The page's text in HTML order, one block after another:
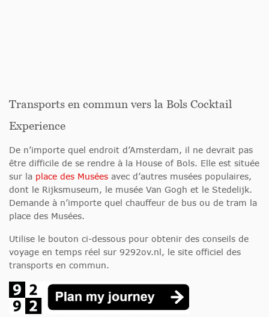
Transports en commun vers la Bols Cocktail
Experience
De n’importe quel endroit d’Amsterdam, il ne devrait pas
être difficile de se rendre à la House of Bols. Elle est située
sur la place des Musées avec d’autres musées populaires,
dont le Rijksmuseum, le musée Van Gogh et le Stedelijk.
Demande à n’importe quel chauffeur de bus ou de tram la
place des Musées.
Utilise le bouton ci-dessous pour obtenir des conseils de
voyage en temps réel sur 9292ov.nl, le site officiel des
transports en commun.